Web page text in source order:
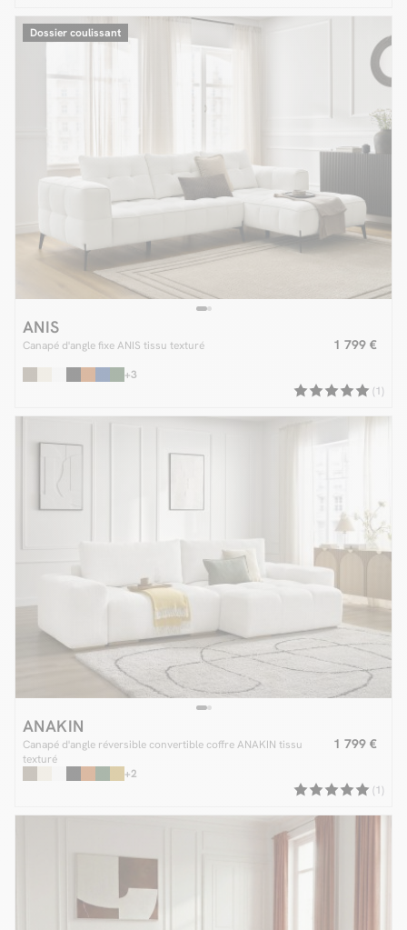
Dossier coulissant
ANIS
Canapé d'angle fixe ANIS tissu texturé 1 799 €
+3
(1)
ANAKIN
Canapé d'angle réversible convertible coffre ANAKIN tissu
texturé
1 799 €
+2
(1)